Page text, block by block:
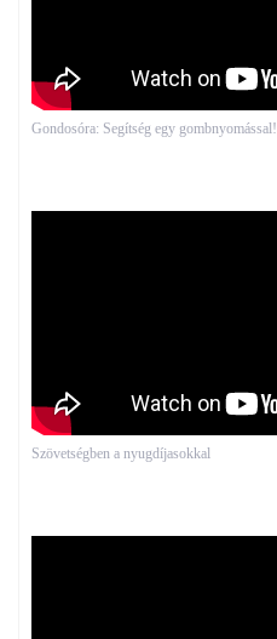
Gondosóra: Segítség egy gombnyomással!
Szövetségben a nyugdíjasokkal